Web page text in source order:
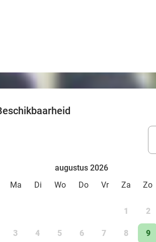
augustus 2026
Ma
Di Wo Do Vr Za Zo
1 2
3 4 5 6 7 8 9